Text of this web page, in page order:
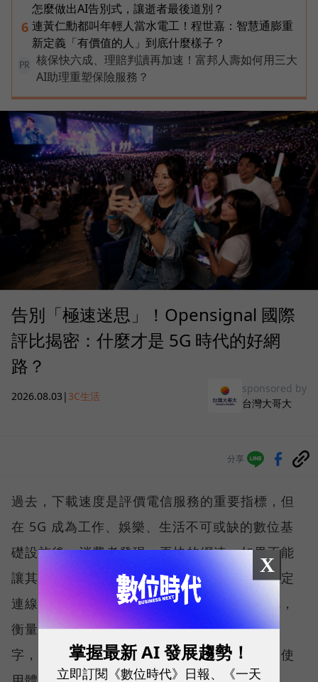
怎麼做出AI告別式，讓逝者最後道別？
6 連黃仁勳都叫年輕人當水電工！程世嘉：智慧通膨重
新定義「有價值的人」到底什麼樣子？
PR
核保快六成、理賠判讀再加速！富邦人壽如何用三大
AI助理重塑保險服務？
告別「極速迷思」！Opensignal 國際
評比揭密：什麼才是 5G 時代的好網
路？
2026.08.03 | 3C生活
sponsored by
台灣大哥大
分享
過去，下載速度是評價電信服務的重要指標，但
在 5G 成為工作、娛樂、生活不可或缺的數位基
礎設施後，消費者發現，再快的網速，如果不能
讓其在人潮聚集、高速移動或室內空間維持穩定
連線，即無法轉換成好的使用體驗，也因如此，
衡量「好網路」的標準，也逐漸從追求測速數
字，轉向任何時間、任何地點都能穩定連線的使
X
掌握最新 AI 發展趨勢！
立即訂閱《數位時代》日報、《一天